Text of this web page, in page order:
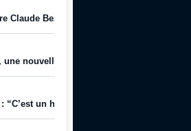
Claude Bez et Alain Giresse
une nouvelle page se tourne […] j’espère
“C’est un homme qui incarne les valeurs